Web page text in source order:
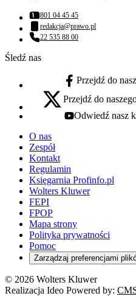
Numer telefonu:
801 04 45 45
Adres email:
redakcja@prawo.pl
Numer telefonu:
22 535 88 00
Śledź nas
facebook - otwiera się w
Przejdź do
x - otwiera się w nowej karcie
Przejdź do
youtube - otwiera się w
Odwiedź nasz
O nas
Zespół
Kontakt
Regulamin
Księgarnia Profinfo.pl
Wolters Kluwer
FEPI
FPOP
Mapa strony
Polityka prywatności
Pomoc
Zarządzaj preferencjami
© 2026 Wolters Kluwer
Realizacja Ideo Powered by: